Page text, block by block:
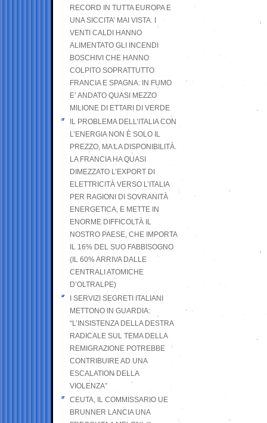
RECORD IN TUTTA EUROPA E
UNA SICCITA’ MAI VISTA. I
VENTI CALDI HANNO
ALIMENTATO GLI INCENDI
BOSCHIVI CHE HANNO
COLPITO SOPRATTUTTO
FRANCIA E SPAGNA: IN FUMO
E’ ANDATO QUASI MEZZO
MILIONE DI ETTARI DI VERDE
IL PROBLEMA DELL’ITALIA CON
L’ENERGIA NON È SOLO IL
PREZZO, MA LA DISPONIBILITÀ.
LA FRANCIA HA QUASI
DIMEZZATO L’EXPORT DI
ELETTRICITÀ VERSO L’ITALIA
PER RAGIONI DI SOVRANITÀ
ENERGETICA, E METTE IN
ENORME DIFFICOLTÀ IL
NOSTRO PAESE, CHE IMPORTA
IL 16% DEL SUO FABBISOGNO
(IL 60% ARRIVA DALLE
CENTRALI ATOMICHE
D’OLTRALPE)
I SERVIZI SEGRETI ITALIANI
METTONO IN GUARDIA:
“L’INSISTENZA DELLA DESTRA
RADICALE SUL TEMA DELLA
REMIGRAZIONE POTREBBE
CONTRIBUIRE AD UNA
ESCALATION DELLA
VIOLENZA”
CEUTA, IL COMMISSARIO UE
BRUNNER LANCIA UNA